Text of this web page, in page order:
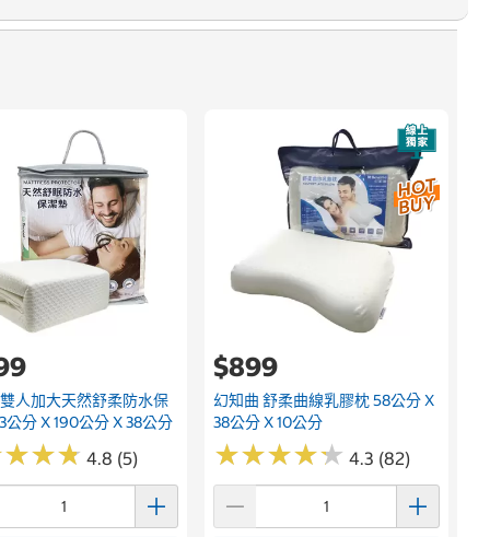
人加大天然舒柔防水保
公分 X 190公分 X 38公分
★★★
★★★ 4.8 (5)
$899
幻知曲 舒柔曲線乳膠枕 58公分 X
38公分 X 10公分
★★★★★
★★★★★ 4.3 (82)